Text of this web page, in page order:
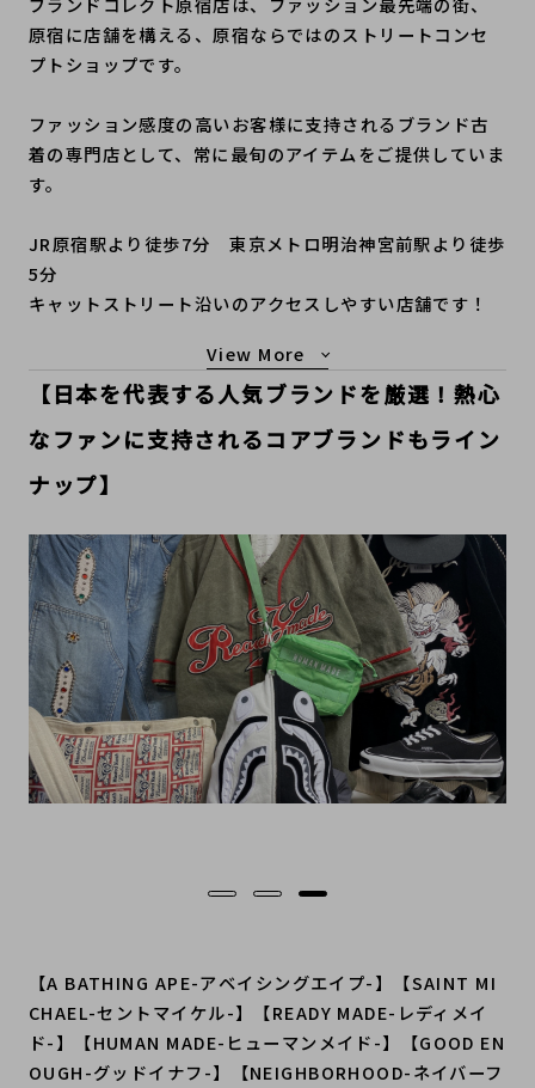
原宿に店舗を構える、原宿ならではのストリートコンセ
プトショップです。
ファッション感度の高いお客様に支持されるブランド古
着の専門店として、常に最旬のアイテムをご提供していま
す。
JR原宿駅より徒歩7分 東京メトロ明治神宮前駅より徒歩
5分
キャットストリート沿いのアクセスしやすい店舗です！
もっと見る
【日本を代表する人気ブランドを厳選！熱心
なファンに支持されるコアブランドもライン
ナップ】
【A BATHING APE-アベイシングエイプ-】【SAINT MI
CHAEL-セントマイケル-】【READY MADE-レディメイ
ド-】【HUMAN MADE-ヒューマンメイド-】【GOOD EN
OUGH-グッドイナフ-】【NEIGHBORHOOD-ネイバーフ